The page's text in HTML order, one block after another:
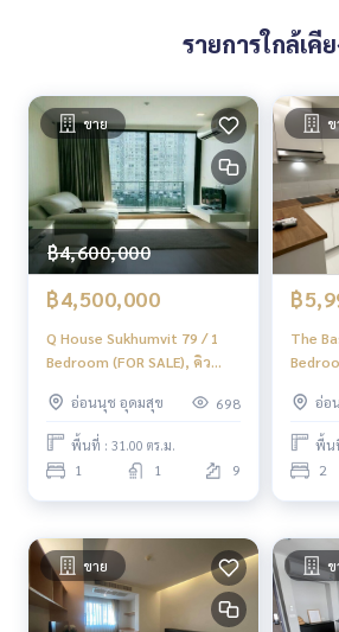
www.homerealestateservices.co.th
Facebook | IG | TikTok | YouTube
#HOMEREALESTATESERVICES
#นายหน้าที่จริงใจ #รับฝากขายอสังหา
รายการใกล้เคี
ขาย
฿4,600,000
฿4,500,000
Q House Sukhumvit 79 / 1
Bedroom (FOR SALE), คิว
(ขาย) HL1315
อ่อนนุช อุดมสุข 698
พื้นที่ : 31.00 ตร.ม.
1 1 9
ข
฿
The
(ขาย)อ่อ
พื้น
2
ขาย ข